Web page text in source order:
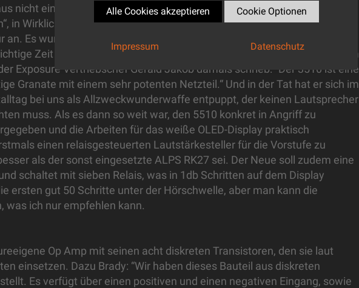
nicht einen Vollverstärker machen wollten. Seine Antwort war zwar
in Wirklichkeit schaute er sich mit seinem Team aber die Möglichkeiten
an. Es wurde sogar ein Layout produziert, aber das war’s erst mal: “Nicht
Zeit oder das passende Produkt.“ Also kam zuerst der 3510, zu dem
Exposure Vertriebschef Gerald Jakob damals schrieb: “Der 3510 ist eine
Granate mit einem sehr potenten Netzteil.“ Und in der Tat hat er sich im
bei uns als Allzweckwunderwaffe entpuppt, der keinen Lautsprecher
muss. Als es dann so weit war, den 5510 konkret in Angriff zu
und die Arbeiten für das weiße OLED-Display praktisch
einen relaisgesteuerten Lautstärkesteller für die Vorstufe zu
als der sonst eingesetzte ALPS RK27 sei. Der Neue soll zudem eine
schaltet mit sieben Relais, was in 1db Schritten auf dem Display
ersten gut 50 Schritte unter der Hörschwelle, aber man kann die
was ich nur empfehlen kann.
Op Amp mit seinen acht diskreten Transistoren, den sie laut
einsetzen. Dazu Brady: “Wir haben dieses Bauteil aus diskreten
Es verfügt über einen positiven und einen negativen Eingang, sowie
Alle Cookies akzeptieren Cookie Optionen
Impressum Datenschutz